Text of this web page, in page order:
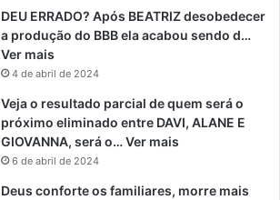
DEU ERRADO? Após BEATRIZ desobedecer
a produção do BBB ela acabou sendo d…
Ver mais
4 de abril de 2024
Veja o resultado parcial de quem será o
próximo eliminado entre DAVI, ALANE E
GIOVANNA, será o… Ver mais
6 de abril de 2024
Deus conforte os familiares, morre mais